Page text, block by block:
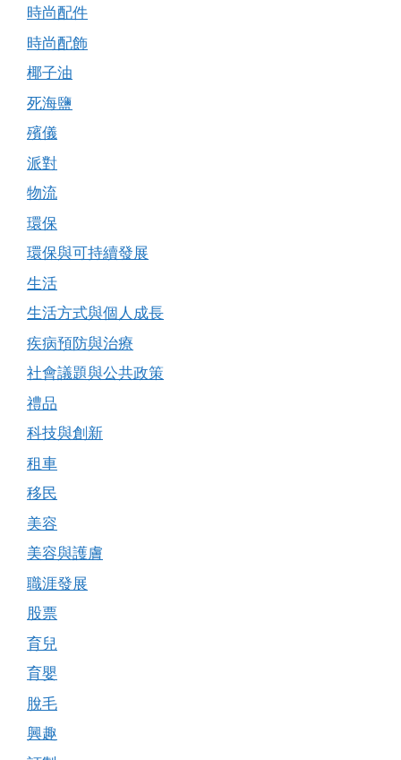
時尚配件
時尚配飾
椰子油
死海鹽
殯儀
派對
物流
環保
環保與可持續發展
生活
生活方式與個人成長
疾病預防與治療
社會議題與公共政策
禮品
科技與創新
租車
移民
美容
美容與護膚
職涯發展
股票
育兒
育嬰
脫毛
興趣